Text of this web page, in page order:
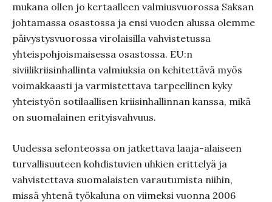
mukana ollen jo kertaalleen valmiusvuorossa Saksan
johtamassa osastossa ja ensi vuoden alussa olemme
päivystysvuorossa virolaisilla vahvistetussa
yhteispohjoismaisessa osastossa. EU:n
siviilikriisinhallinta valmiuksia on kehitettävä myös
voimakkaasti ja varmistettava tarpeellinen kyky
yhteistyön sotilaallisen kriisinhallinnan kanssa, mikä
on suomalainen erityisvahvuus.
Uudessa selonteossa on jatkettava laaja-alaiseen
turvallisuuteen kohdistuvien uhkien erittelyä ja
vahvistettava suomalaisten varautumista niihin,
missä yhtenä työkaluna on viimeksi vuonna 2006